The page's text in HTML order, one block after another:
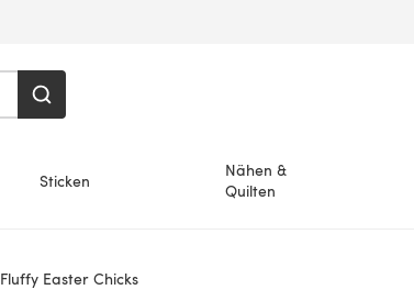
Sticken
Nähen &
Quilten
Fluffy Easter Chicks